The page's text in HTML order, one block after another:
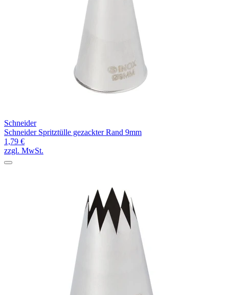
Schneider
Schneider Spritztülle gezackter Rand 9mm
1,79 €
zzgl. MwSt.